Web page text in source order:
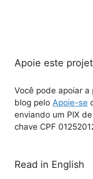
Apoie este
Você pode apoiar
blog pelo Apoie-se
enviando um PIX
chave CPF
Read in English